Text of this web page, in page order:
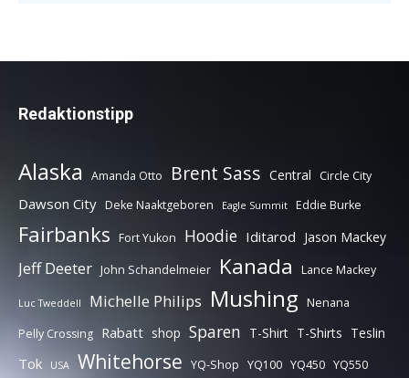
Redaktionstipp
Alaska Amanda Otto Brent Sass Central Circle City
Dawson City Deke Naaktgeboren Eagle Summit Eddie Burke
Fairbanks Fort Yukon Hoodie Iditarod Jason Mackey
Jeff Deeter John Schandelmeier Kanada Lance Mackey
Luc Tweddell Michelle Philips Mushing Nenana
Pelly Crossing Rabatt shop Sparen T-Shirt T-Shirts Teslin
Tok USA Whitehorse YQ-Shop YQ100 YQ450 YQ550